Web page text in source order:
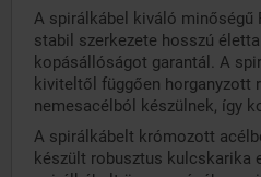
A spirálkábel kiváló minőségű
stabil szerkezete hosszú
kopásállóságot garantál. A
kiviteltől függően horganyzott
nemesacélból készülnek, így
A spirálkábelt krómozott
készült robusztus kulcskarika